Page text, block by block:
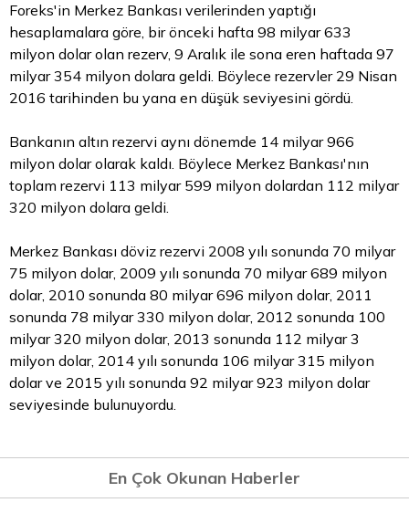
Foreks'in Merkez Bankası verilerinden yaptığı
hesaplamalara göre, bir önceki hafta 98 milyar 633
milyon dolar olan rezerv, 9 Aralık ile sona eren haftada 97
milyar 354 milyon dolara geldi. Böylece rezervler 29 Nisan
2016 tarihinden bu yana en düşük seviyesini gördü.
Bankanın altın rezervi aynı dönemde 14 milyar 966
milyon dolar olarak kaldı. Böylece Merkez Bankası'nın
toplam rezervi 113 milyar 599 milyon dolardan 112 milyar
320 milyon dolara geldi.
Merkez Bankası döviz rezervi 2008 yılı sonunda 70 milyar
75 milyon dolar, 2009 yılı sonunda 70 milyar 689 milyon
dolar, 2010 sonunda 80 milyar 696 milyon dolar, 2011
sonunda 78 milyar 330 milyon dolar, 2012 sonunda 100
milyar 320 milyon dolar, 2013 sonunda 112 milyar 3
milyon dolar, 2014 yılı sonunda 106 milyar 315 milyon
dolar ve 2015 yılı sonunda 92 milyar 923 milyon dolar
seviyesinde bulunuyordu.
En Çok Okunan Haberler